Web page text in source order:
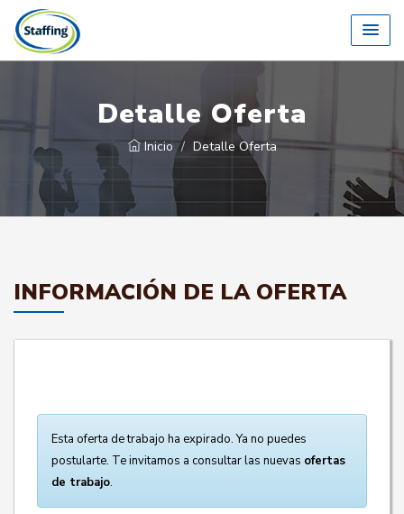
Detalle Oferta
Inicio Detalle Oferta
INFORMACIÓN DE LA OFERTA
Esta oferta de trabajo ha expirado. Ya no puedes
postularte. Te invitamos a consultar las nuevas ofertas
de trabajo.